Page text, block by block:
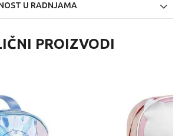
U RADNJAMA
PROIZVODI